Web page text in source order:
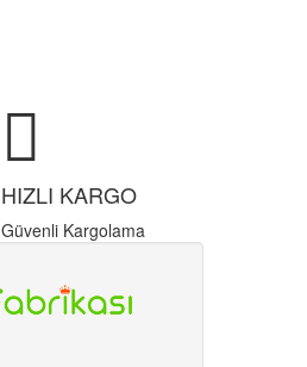
HIZLI KARGO
Güvenli Kargolama